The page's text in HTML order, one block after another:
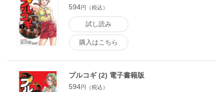
594円（税込）
試し読み
購入はこちら
プルコギ (2) 電子書籍版
594円（税込）